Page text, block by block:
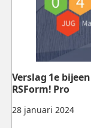
28 januari 2024
Verslag 1e
RSForm! Pro